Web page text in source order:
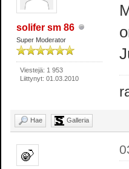
solifer sm 86
Super Moderator
Viestejä: 1 953
Liittynyt: 01.03.2010
Hae Galleria